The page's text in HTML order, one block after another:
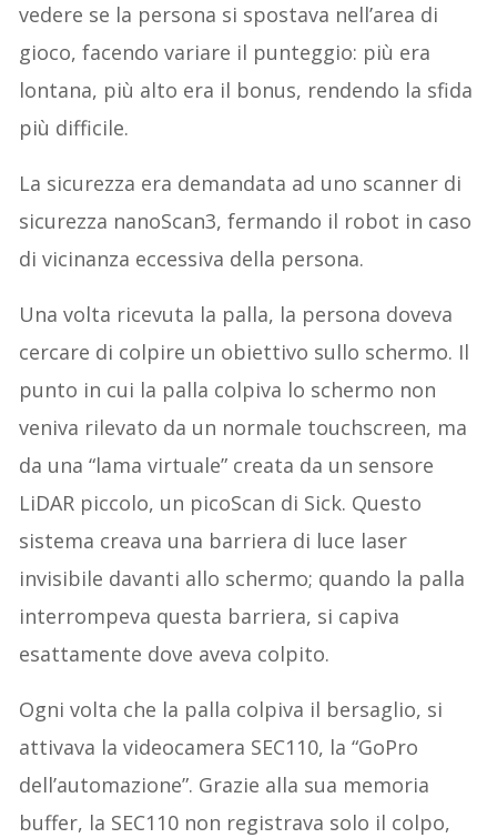
vedere se la persona si spostava nell’area di
gioco, facendo variare il punteggio: più era
lontana, più alto era il bonus, rendendo la sfida
più difficile.
La sicurezza era demandata ad uno scanner di
sicurezza nanoScan3, fermando il robot in caso
di vicinanza eccessiva della persona.
Una volta ricevuta la palla, la persona doveva
cercare di colpire un obiettivo sullo schermo. Il
punto in cui la palla colpiva lo schermo non
veniva rilevato da un normale touchscreen, ma
da una “lama virtuale” creata da un sensore
LiDAR piccolo, un picoScan di Sick. Questo
sistema creava una barriera di luce laser
invisibile davanti allo schermo; quando la palla
interrompeva questa barriera, si capiva
esattamente dove aveva colpito.
Ogni volta che la palla colpiva il bersaglio, si
attivava la videocamera SEC110, la “GoPro
dell’automazione”. Grazie alla sua memoria
buffer, la SEC110 non registrava solo il colpo,